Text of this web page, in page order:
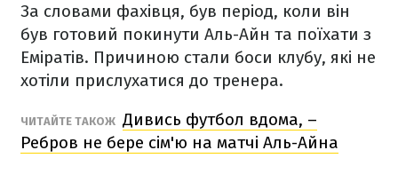
За словами фахівця, був період, коли він
був готовий покинути Аль-Айн та поїхати з
Еміратів. Причиною стали боси клубу, які не
хотіли прислухатися до тренера.
ЧИТАЙТЕ ТАКОЖ Дивись футбол вдома, –
Ребров не бере сім'ю на матчі Аль-Айна